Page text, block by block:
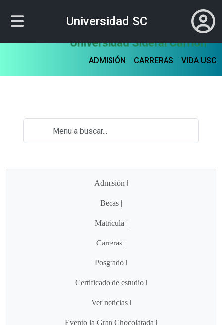
ADMISIÓN CARRERAS VIDA USC
Universidad SC
Admisión ǀ
Becas |
Matricula |
Carreras |
Posgrado ǀ
Certificado de estudio ǀ
Ver noticias ǀ
Evento la Gran Chocolatada ǀ